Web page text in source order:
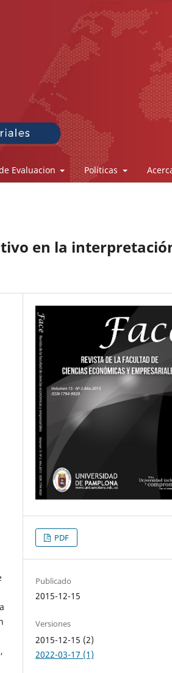
Evaluacion Políticas
en la
PDF
Publicado
2015-12-15
Versiones
2015-12-15 (2)
2022-03-17 (1)